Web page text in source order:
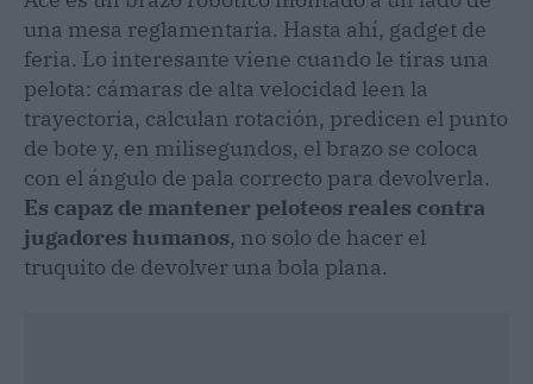
una mesa reglamentaria. Hasta ahí, gadget de
feria. Lo interesante viene cuando le tiras una
pelota: cámaras de alta velocidad leen la
trayectoria, calculan rotación, predicen el punto
de bote y, en milisegundos, el brazo se coloca
con el ángulo de pala correcto para devolverla.
Es capaz de mantener peloteos reales contra
jugadores humanos, no solo de hacer el
truquito de devolver una bola plana.